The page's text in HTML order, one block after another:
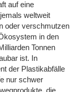
auf eine
weltweit
oder verschmutzen
in den
Tonnen
ist. In
der Plastikabfälle
nur schwer